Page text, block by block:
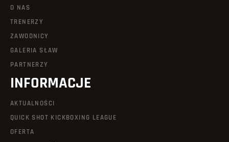
O NAS
TRENERZY
ZAWODNICY
GALERIA SŁAW
PARTNERZY
INFORMACJE
AKTUALNOŚCI
QUICK SHOT KICKBOXING LEAGUE
OFERTA